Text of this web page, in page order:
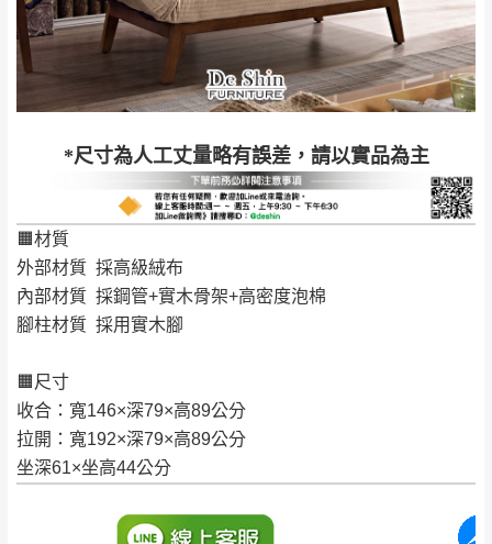
*尺寸為人工丈量略有誤差，請以實品為主
🟧材質
外部材質 採高級絨布
內部材質 採鋼管+實木骨架+高密度泡棉
腳柱材質 採用實木腳
🟧尺寸
收合：寬146×深79×高89公分
拉開：寬192×深79×高89公分
坐深61×坐高44公分
配送天數：5~14天
到貨時間：指定送貨日當天以電話聯絡確認
台北市、新北市地區固定每周(三)、(日)兩天收送貨
暫無配送地區：彰化、南投、雲林、嘉義、台南、高
雄、屏東、宜蘭、 花蓮、台東、金門、馬祖、澎湖地區
（可於LINE線上詢問 →
加收說明
完成出貨15個工作天另行寄出，另外約加上2~7個
工作天內送達，如遇國定假日將順延寄送。
退換貨說明：
公司客服人員，我們將為您更換新品，運費
皆由本站負責，所有退回及換貨之商品必須
是全新狀態且完整包裝，床墊、床包、枕頭
包裝、廠商紙及所有附隨文件或資料之完整
性)，若未依照上述方式處理，恕無法接受退
貨。
際商品的顏色、質感稍有不同，如因此而需
退換貨，需自付來回運費及人資成本
訂購前詳加確認。(包含商品尺寸是否合適)。
丈量，難免會有些許誤差值(約正負0.5CM)